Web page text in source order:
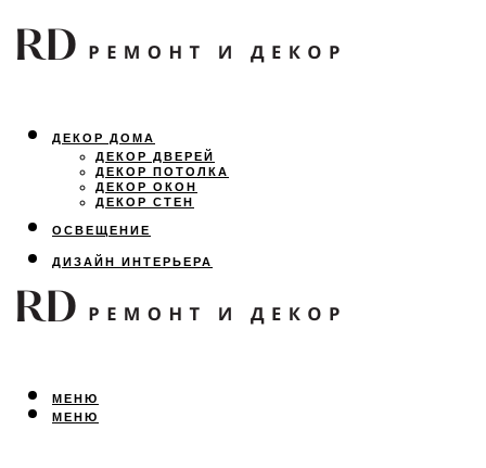
ДЕКОР ДОМА
ДЕКОР ДВЕРЕЙ
ДЕКОР ПОТОЛКА
ДЕКОР ОКОН
ДЕКОР СТЕН
ОСВЕЩЕНИЕ
ДИЗАЙН ИНТЕРЬЕРА
ЛАНДШАФТНЫЙ ДИЗАЙН
ВСЕ ПРО РЕМОНТ
МЕНЮ
МЕНЮ